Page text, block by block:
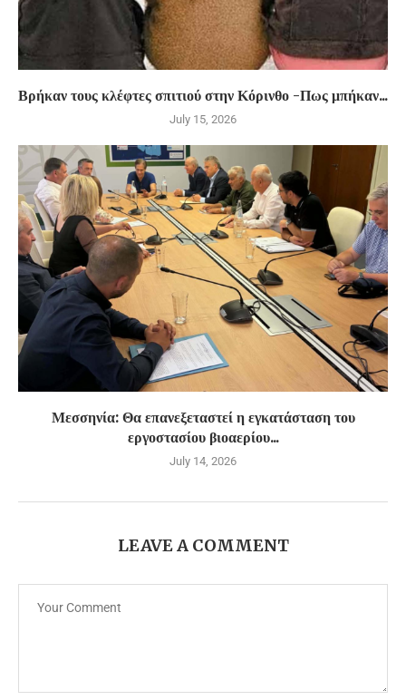
Βρήκαν τους κλέφτες σπιτιού στην Κόρινθο -Πως μπήκαν...
July 15, 2026
Μεσσηνία: Θα επανεξεταστεί η εγκατάσταση του
εργοστασίου βιοαερίου...
July 14, 2026
LEAVE A COMMENT